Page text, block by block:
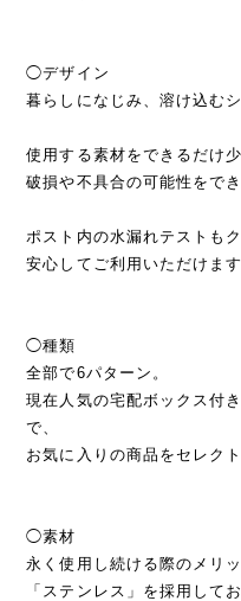
◯デザイン
暮らしになじみ、溶け込む
使用する素材をできるだけ
破損や不具合の可能性をで
ポスト内の水漏れテストも
安心してご利用いただけます
◯種類
全部で6パターン。
現在人気の宅配ボックス付
で、
お気に入りの商品をセレク
◯素材
永く使用し続ける際のメリ
「ステンレス」を採用して